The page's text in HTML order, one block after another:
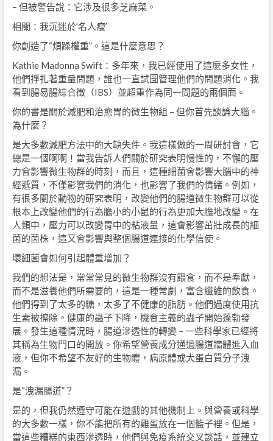
– 但被警告說：它涉及很多芝麻菜。
相關：我沉迷於’名人瘦’
你創造了“煩躁權重”。這是什麼意思？
Kathie Madonna Swift：多年來，我已經使用了這麼多女性，
他們掙扎著重量問題，誰也一直試圖管理他們的問題消化。我
看到腸易腸綜合徵（IBS）並超重作為同一問題的兩個面。
你的書是關於減肥和治愈胃的微生物組 – 但你首先談論大腦。
為什麼？
是大多數減肥方法中的大缺失件。我這樣做的一周研討會，它
總是一個啊啊！當我告訴人們關於研究表明慢性的，不懈的壓
力會影響微生物群的時刻，而且，這種細菌會影響大腦中的神
經遞質，不僅影響我們的消化，也影響了我們的情緒。例如，
有很多關於動物的研究表明，改變他們的腸道微生物群可以從
根本上改變他們的行為膽小的小鼠的行為更加大膽地改變。在
人類中，壓力可以改變胃中的粘液量，這會影響茁壯成長的細
菌的菌株，這又會影響與整個腸道連接的化學信使。
壞細菌會如何引起體重增加？
我們的想法是，常常常見的微生物群沒有餵食，而不是奉獻，
而不是滋養他們所需要的，這是一種常劇，富含纖維的飲食。
他們得到了太多的糖，太多了不健康的脂肪。他們過度使用抗
生素被擦除。健康的蟲子下降，機會主義的蟲子開始蓬勃發
展。發生這種情況時，腸道滲透性的轉變 – 一些科學家已經將
其稱為生物門口的開放。你希望營養成分通過腸道牆體進入血
液，但你不希望不友好的生物體，病原體或大蛋白質分子洩
漏。
是“洩漏腸道”？
是的，但我仍然遵守可能在遊戲的其他機制上。與營養或科學
的大多數一樣，你不能把所有的雞蛋放在一個籃子裡。但是，
當這些糟糕的東西滲透時，他們與免疫系統交叉談話，並建立